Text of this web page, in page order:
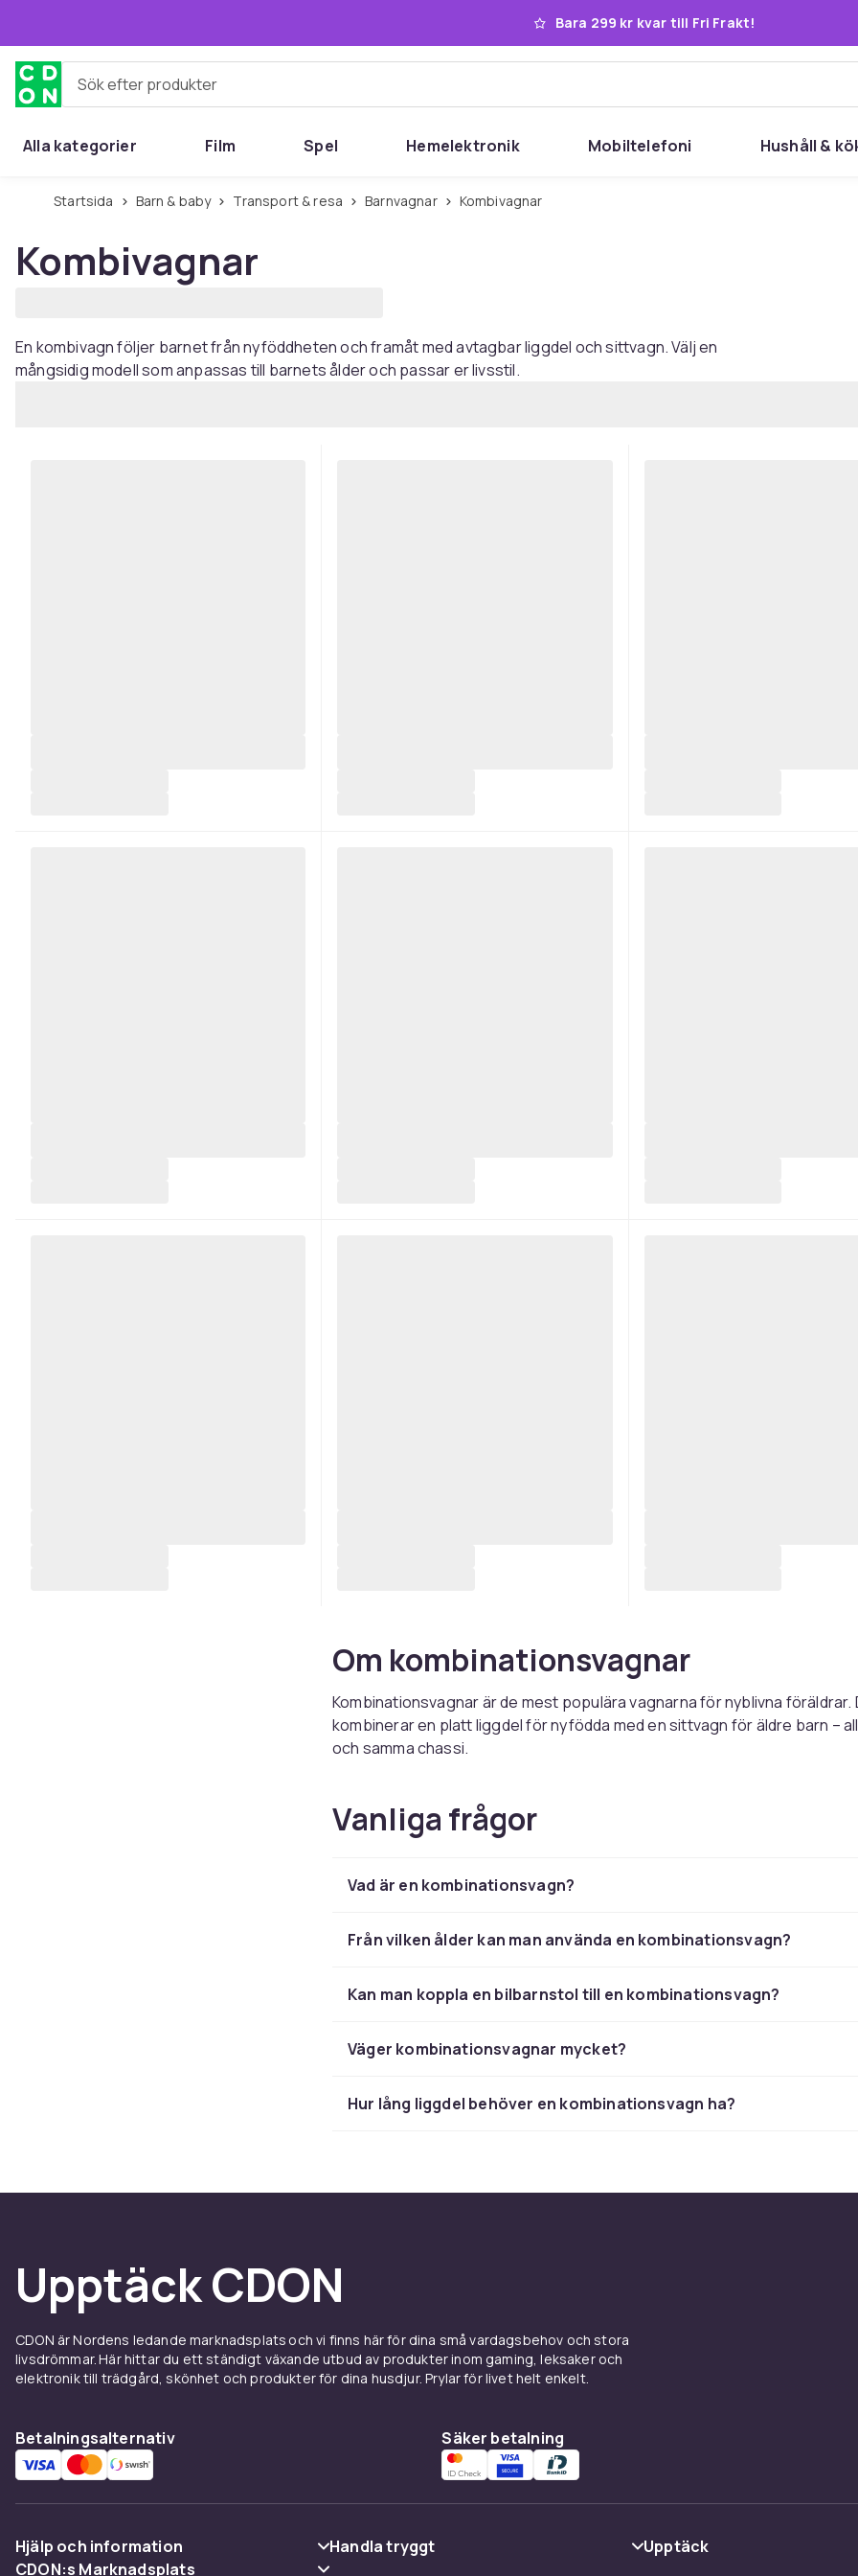
Bara 299 kr kvar till Fri Frakt!
Sök efter produkter
Alla kategorier Film Spel Hemelektronik Mobiltelefoni Hushåll &
Startsida Barn & baby Transport & resa Barnvagnar Kombivagnar
Kombivagnar
En kombivagn följer barnet från nyföddheten och framåt med avtagbar liggdel och sittvagn. Välj en
mångsidig modell som anpassas till barnets ålder och passar er livsstil.
Om kombinationsvagnar
Kombinationsvagnar är de mest populära vagnarna för nyblivna föräldrar.
kombinerar en platt liggdel för nyfödda med en sittvagn för äldre barn –
och samma chassi.
En kombinationsvagn levereras vanligtvis med liggdel, sittvagnskorg,
Tänk på vagnens vikt och vikbarhet om du behöver ta den i kollektivtrafik.
Se även:Barnvagnar,Duovagnar,LiggvagnarochResevagnar & sulkys
Vanliga frågor
Vad är en kombinationsvagn?
Från vilken ålder kan man använda en kombinationsvagn?
Kan man koppla en bilbarnstol till en kombinationsvagn?
Väger kombinationsvagnar mycket?
Hur lång liggdel behöver en kombinationsvagn ha?
Upptäck CDON
CDON är Nordens ledande marknadsplats och vi finns här för dina små vardagsbehov och stora
livsdrömmar. Här hittar du ett ständigt växande utbud av produkter inom gaming, leksaker och
elektronik till trädgård, skönhet och produkter för dina husdjur. Prylar för livet helt enkelt.
Betalningsalternativ Säker betalning
Hjälp och information
Handla tryggt
Upptäck
CDON:s Marknadsplats